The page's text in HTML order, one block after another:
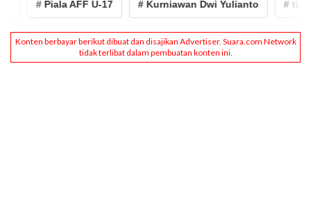
# Piala AFF U-17 # Kurniawan Dwi Yulianto # timnas